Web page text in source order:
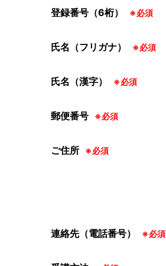
登録番号（6桁） ※必須
氏名（フリガナ） ※必須
氏名（漢字） ※必須
郵便番号 ※必須
ご住所 ※必須
連絡先（電話番号） ※必須